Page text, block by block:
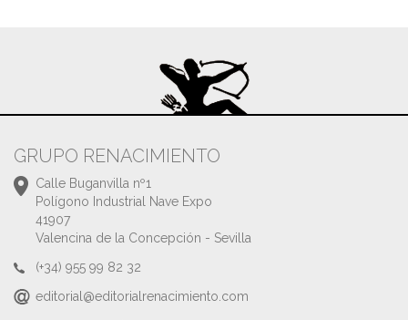
GRUPO RENACIMIENTO
Calle Buganvilla nº1
Polígono Industrial Nave Expo
41907
Valencina de la Concepción - Sevilla
(+34) 955 99 82 32
editorial@editorialrenacimiento.com